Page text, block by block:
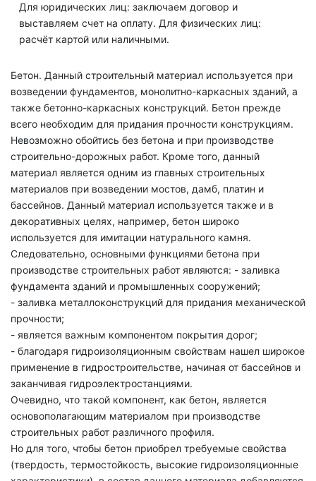
Для юридических лиц: заключаем договор и
выставляем счет на оплату. Для физических лиц:
расчёт картой или наличными.
Бетон. Данный строительный материал используется при
возведении фундаментов, монолитно-каркасных зданий, а
также бетонно-каркасных конструкций. Бетон прежде
всего необходим для придания прочности конструкциям.
Невозможно обойтись без бетона и при производстве
строительно-дорожных работ. Кроме того, данный
материал является одним из главных строительных
материалов при возведении мостов, дамб, платин и
бассейнов. Данный материал используется также и в
декоративных целях, например, бетон широко
используется для имитации натурального камня.
Следовательно, основными функциями бетона при
производстве строительных работ являются: - заливка
фундамента зданий и промышленных сооружений;
- заливка металлоконструкций для придания механической
прочности;
- является важным компонентом покрытия дорог;
- благодаря гидроизоляционным свойствам нашел широкое
применение в гидростроительстве, начиная от бассейнов и
заканчивая гидроэлектростанциями.
Очевидно, что такой компонент, как бетон, является
основополагающим материалом при производстве
строительных работ различного профиля.
Но для того, чтобы бетон приобрел требуемые свойства
(твердость, термостойкость, высокие гидроизоляционные